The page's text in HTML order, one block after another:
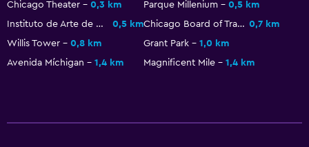
Chicago Theater 0,3 km Parque Millenium
0,5 km
Instituto de Arte de Chicago
0,5 km Chicago Board of Trade Building 0,7 km
Willis Tower
0,8 km Grant Park
1,0 km
Avenida Míchigan
1,4 km Magnificent Mile 1,4 km